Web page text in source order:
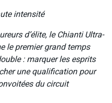
intensité
d’élite, le Chianti Ultra-
le premier grand temps
: marquer les esprits
une qualification pour
du circuit